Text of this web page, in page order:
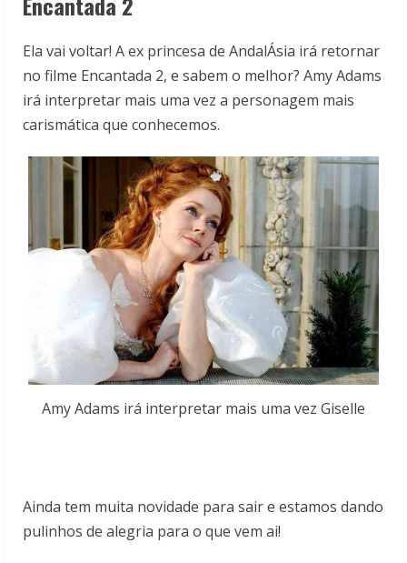
Ela vai voltar! A ex princesa de AndalÁsia irá retornar
no filme Encantada 2, e sabem o melhor? Amy Adams
irá interpretar mais uma vez a personagem mais
carismática que conhecemos.
Amy Adams irá interpretar mais uma vez Giselle
Ainda tem muita novidade para sair e estamos dando
pulinhos de alegria para o que vem ai!